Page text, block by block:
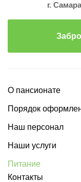
г.
О пансионате
Порядок
Наш персонал
Наши услуги
Питание
Контакты